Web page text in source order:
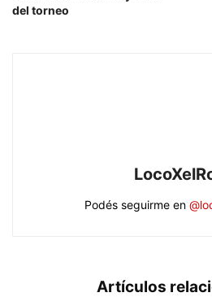
del torneo
Podés seguirme en
Artículos